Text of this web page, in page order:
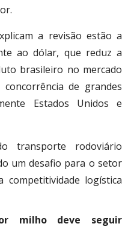
a revisão estão a
ao dólar, que reduz a
brasileiro no mercado
de grandes
Estados Unidos e
transporte rodoviário
um desafio para o setor
competitividade logística
milho deve seguir